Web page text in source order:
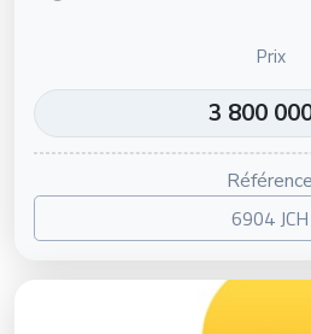
Prix
3 800
Référence
6904 JCH